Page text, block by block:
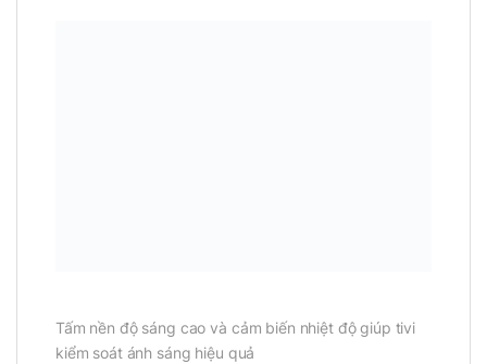
Tấm nền độ sáng cao và cảm biến nhiệt độ giúp tivi
kiểm soát ánh sáng hiệu quả